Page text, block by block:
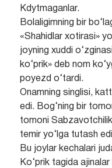
Kdytmaganlar.
Bolaligimning bir
«Shahidlar xotirasi»
joyning xuddi
ko‘prik» deb nom
poyezd o‘tardi.
Onamning singlisi,
edi. Bog‘ning bir
tomoni
temir yo‘lga tutash
Bu joylar kechalari
Ko‘prik tagida